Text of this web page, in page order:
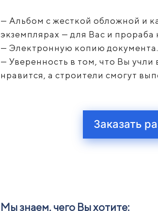
— Альбом с жесткой обложной и
экземплярах — для Вас и прораба
— Электронную копию документа.
— Уверенность в том, что Вы
нравится, а строители смогут
Заказать
Мы знаем, чего Вы хотите: